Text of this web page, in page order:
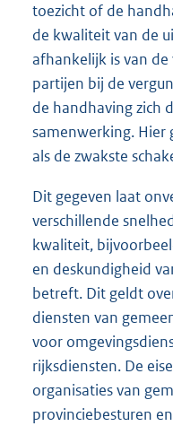
toezicht of de
de kwaliteit van de
afhankelijk is van
partijen bij de
de handhaving zich
samenwerking. Hier
als de zwakste
Dit gegeven laat
verschillende
kwaliteit,
en deskundigheid
betreft. Dit geldt
diensten van
voor
rijksdiensten. De
organisaties van
provinciebesturen